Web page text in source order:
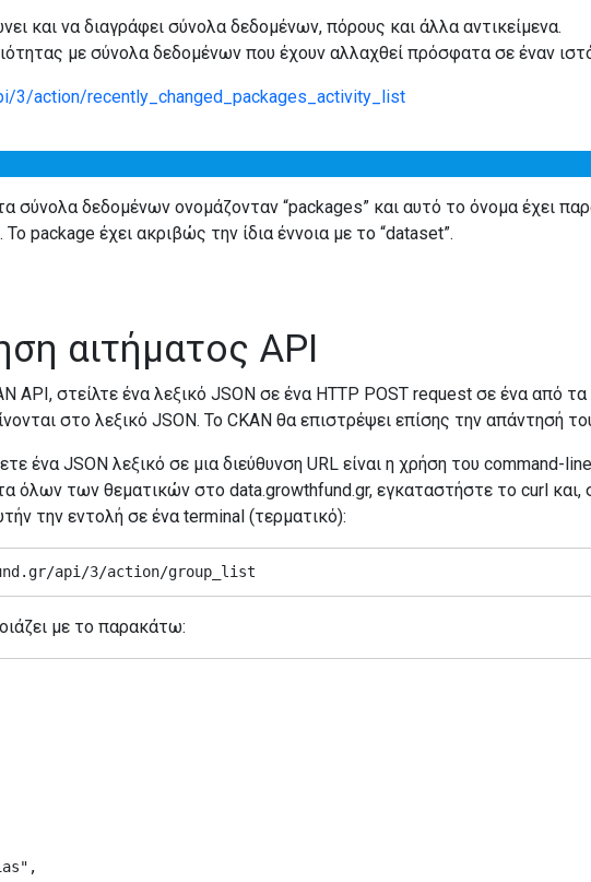
και να διαγράφει σύνολα δεδομένων, πόρους και άλλα αντικείμενα.
με σύνολα δεδομένων που έχουν αλλαχθεί πρόσφατα σε έναν
3/action/recently_changed_packages_activity_list
σύνολα δεδομένων ονομάζονταν “packages” και αυτό το όνομα έχει
package έχει ακριβώς την ίδια έννοια με το “dataset”.
αιτήματος API
API, στείλτε ένα λεξικό JSON σε ένα HTTP POST request σε ένα από
στο λεξικό JSON. Το CKAN θα επιστρέψει επίσης την απάντησή
ένα JSON λεξικό σε μια διεύθυνση URL είναι η χρήση του command-
όλων των θεματικών στο data.growthfund.gr, εγκαταστήστε το curl και,
την εντολή σε ένα terminal (τερματικό):
api/3/action/group_list
με το παρακάτω: